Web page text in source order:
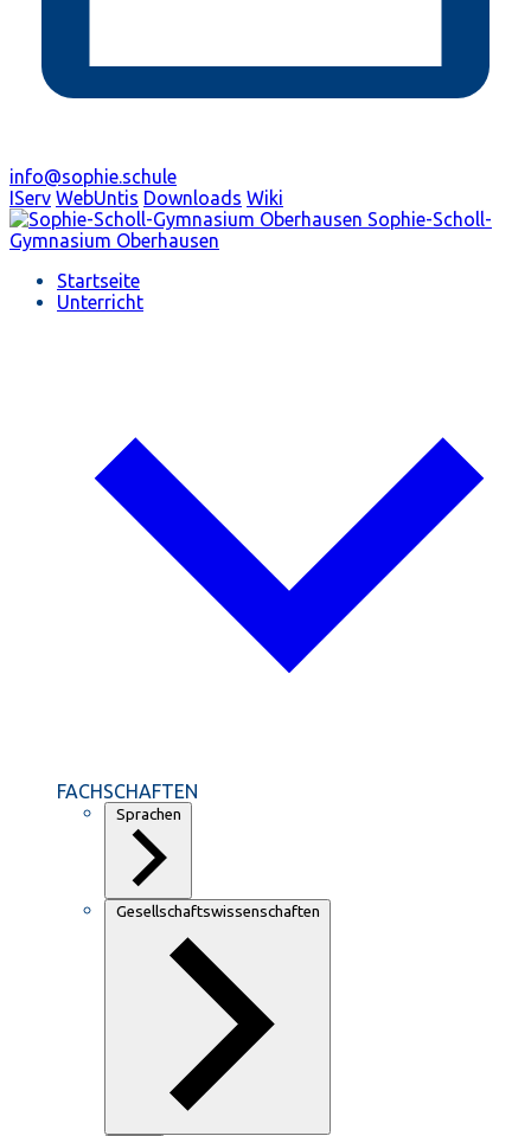
info@sophie.schule
IServ WebUntis Downloads Wiki
Sophie-Scholl-
Gymnasium Oberhausen
Startseite
Unterricht
FACHSCHAFTEN
Sprachen
Gesellschaftswissenschaften